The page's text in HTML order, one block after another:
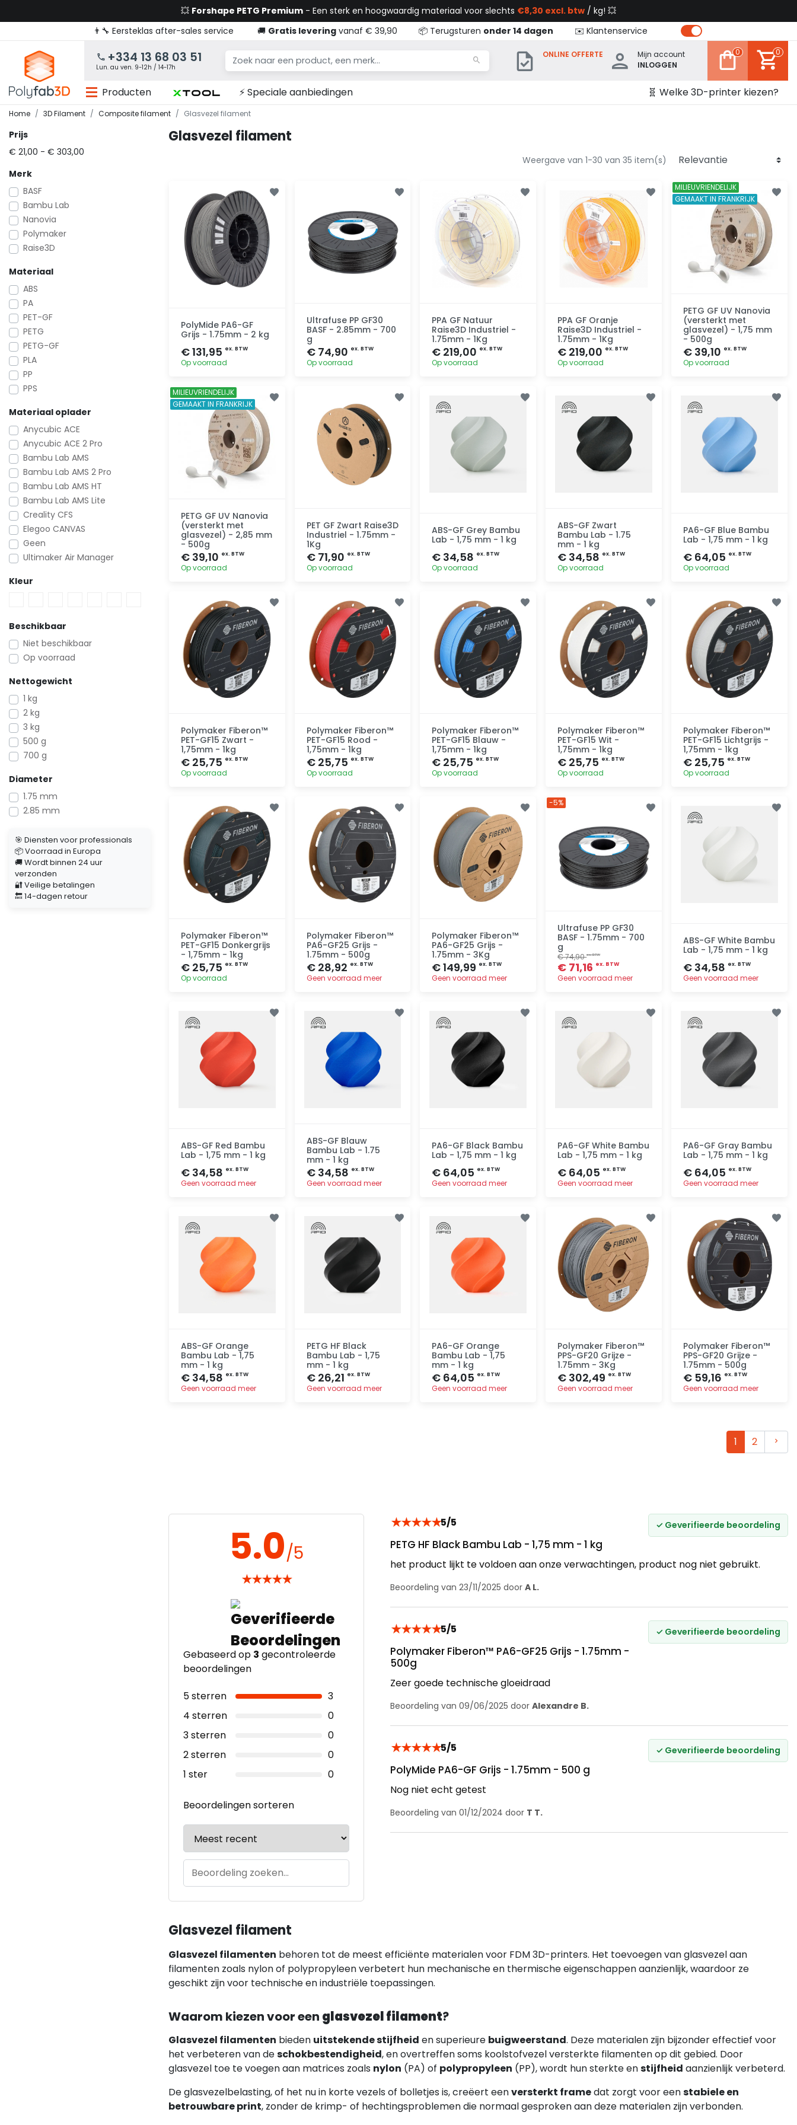
💥 Forshape PETG Premium - Een sterk en hoogwaardig materiaal voor slechts €8,30 excl. btw / kg! 💥
👨‍🔧 Eersteklas after-sales service
🚚 Gratis leveringvanaf € 39,90 📦 Terugsturen onder 14 dagen ✉️ Klantenservice
+334 13 68 03 51
Lun. au ven. 9-12h / 14-17h
ONLINE OFFERTE
Mijn account
INLOGGEN
0 0
Producten ⚡ Speciale aanbiedingen 🧬 Welke 3D-printer kiezen?
Home 3D Filament Composite filament Glasvezel filament
Prijs
€ 21,00 - € 303,00
Merk
BASF
Bambu Lab
Nanovia
Polymaker
Raise3D
Materiaal
ABS
PA
PET-GF
PETG
PETG-GF
PLA
PP
PPS
Materiaal oplader
Anycubic ACE
Anycubic ACE 2 Pro
Bambu Lab AMS
Bambu Lab AMS 2 Pro
Bambu Lab AMS HT
Bambu Lab AMS Lite
Creality CFS
Elegoo CANVAS
Geen
Ultimaker Air Manager
Kleur
Beschikbaar
Niet beschikbaar
Op voorraad
Nettogewicht
1 kg
2 kg
3 kg
500 g
700 g
Diameter
1.75 mm
2.85 mm
🎯 Diensten voor professionals
📦 Voorraad in Europa
🚚 Wordt binnen 24 uur
verzonden
🔐 Veilige betalingen
🔙 14-dagen retour
Glasvezel filament
Weergave van 1-30 van 35 item(s)
PolyMide PA6-GF
Grijs - 1.75mm - 2 kg
€ 131,95 ex. BTW
Op voorraad
Toevoegen
Ultrafuse PP GF30
BASF - 2.85mm - 700
g
€ 74,90 ex. BTW
Op voorraad
PPA GF Natuur
Raise3D Industriel -
1.75mm - 1Kg
€ 219,00 ex. BTW
Op voorraad
PPA GF Oranje
Raise3D Industriel -
1.75mm - 1Kg
€ 219,00 ex. BTW
Op voorraad
PETG GF UV Nanovia
(versterkt met
glasvezel) - 1,75 mm
- 500g
€ 39,10 ex. BTW
Op voorraad
MILIEUVRIENDELIJK
GEMAAKT IN FRANKRIJK
PETG GF UV Nanovia
(versterkt met
glasvezel) - 2,85 mm
- 500g
€ 39,10 ex. BTW
Op voorraad
Toevoegen
MILIEUVRIENDELIJK
GEMAAKT IN FRANKRIJK
PET GF Zwart Raise3D
Industriel - 1.75mm -
1Kg
€ 71,90 ex. BTW
Op voorraad
Toevoegen
ABS-GF Grey Bambu
Lab - 1,75 mm - 1 kg
€ 34,58 ex. BTW
Op voorraad
Toevoegen
ABS-GF Zwart
Bambu Lab - 1.75
mm - 1 kg
€ 34,58 ex. BTW
Op voorraad
Toevoegen
PA6-GF Blue Bambu
Lab - 1,75 mm - 1 kg
€ 64,05 ex. BTW
Op voorraad
Toevoegen
Polymaker Fiberon™
PET-GF15 Zwart -
1,75mm - 1kg
€ 25,75 ex. BTW
Op voorraad
Toevoegen
Polymaker Fiberon™
PET-GF15 Rood -
1,75mm - 1kg
€ 25,75 ex. BTW
Op voorraad
Toevoegen
Polymaker Fiberon™
PET-GF15 Blauw -
1,75mm - 1kg
€ 25,75 ex. BTW
Op voorraad
Toevoegen
Polymaker Fiberon™
PET-GF15 Wit -
1,75mm - 1kg
€ 25,75 ex. BTW
Op voorraad
Polymaker Fiberon™
PET-GF15 Lichtgrijs -
1,75mm - 1kg
€ 25,75 ex. BTW
Op voorraad
Polymaker Fiberon™
PET-GF15 Donkergrijs
- 1,75mm - 1kg
€ 25,75 ex. BTW
Op voorraad
Polymaker Fiberon™
PA6-GF25 Grijs -
1.75mm - 500g
€ 28,92 ex. BTW
Geen voorraad meer
Polymaker Fiberon™
PA6-GF25 Grijs -
1.75mm - 3Kg
€ 149,99 ex. BTW
Geen voorraad meer
Ultrafuse PP GF30
BASF - 1.75mm - 700
g
€ 74,90ex. BTW
€ 71,16 ex. BTW
Geen voorraad meer
-5%
ABS-GF White Bambu
Lab - 1,75 mm - 1 kg
€ 34,58 ex. BTW
Geen voorraad meer
ABS-GF Red Bambu
Lab - 1,75 mm - 1 kg
€ 34,58 ex. BTW
Geen voorraad meer
ABS-GF Blauw
Bambu Lab - 1.75
mm - 1 kg
€ 34,58 ex. BTW
Geen voorraad meer
PA6-GF Black Bambu
Lab - 1,75 mm - 1 kg
€ 64,05 ex. BTW
Geen voorraad meer
PA6-GF White Bambu
Lab - 1,75 mm - 1 kg
€ 64,05 ex. BTW
Geen voorraad meer
Toevoegen
PA6-GF Gray Bambu
Lab - 1,75 mm - 1 kg
€ 64,05 ex. BTW
Geen voorraad meer
Toevoegen
ABS-GF Orange
Bambu Lab - 1,75
mm - 1 kg
€ 34,58 ex. BTW
Geen voorraad meer
PETG HF Black
Bambu Lab - 1,75
mm - 1 kg
€ 26,21 ex. BTW
Geen voorraad meer
PA6-GF Orange
Bambu Lab - 1,75
mm - 1 kg
€ 64,05 ex. BTW
Geen voorraad meer
Polymaker Fiberon™
PPS-GF20 Grijze -
1.75mm - 3Kg
€ 302,49 ex. BTW
Geen voorraad meer
Polymaker Fiberon™
PPS-GF20 Grijze -
1.75mm - 500g
€ 59,16 ex. BTW
Geen voorraad meer
1 2
5.0/5
★★★★★
Gebaseerd op 3 gecontroleerde
beoordelingen
5 sterren
3
4 sterren
0
3 sterren
0
2 sterren
0
1 ster
0
Beoordelingen sorteren
★★★★★5/5
PETG HF Black Bambu Lab - 1,75 mm - 1 kg
✓ Geverifieerde beoordeling
het product lijkt te voldoen aan onze verwachtingen, product nog niet gebruikt.
Beoordeling van 23/11/2025 door A L.
★★★★★5/5
Polymaker Fiberon™ PA6-GF25 Grijs - 1.75mm -
500g
✓ Geverifieerde beoordeling
Zeer goede technische gloeidraad
Beoordeling van 09/06/2025 door Alexandre B.
★★★★★5/5
PolyMide PA6-GF Grijs - 1.75mm - 500 g
✓ Geverifieerde beoordeling
Nog niet echt getest
Beoordeling van 01/12/2024 door T T.
Glasvezel filament
Glasvezel filamenten behoren tot de meest efficiënte materialen voor FDM 3D-printers. Het toevoegen van glasvezel aan
filamenten zoals nylon of polypropyleen verbetert hun mechanische en thermische eigenschappen aanzienlijk, waardoor ze
geschikt zijn voor technische en industriële toepassingen.
Waarom kiezen voor een glasvezel filament?
Glasvezel filamenten bieden uitstekende stijfheid en superieure buigweerstand. Deze materialen zijn bijzonder effectief voor
het verbeteren van deschokbestendigheid, en overtreffen soms koolstofvezel versterkte filamenten op dit gebied. Door
glasvezel toe te voegen aan matrices zoals nylon (PA) of polypropyleen (PP), wordt hun sterkte enstijfheid aanzienlijk verbeterd.
De glasvezelbelasting, of het nu in korte vezels of bolletjes is, creëert eenversterkt framedat zorgt voor eenstabiele en
betrouwbare print, zonder de krimp- of hechtingsproblemen die normaal gesproken aan deze materialen zijn verbonden.